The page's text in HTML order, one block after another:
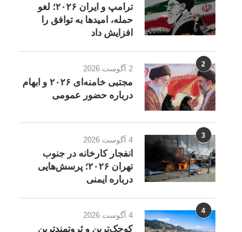
ترامپ و ایران ۲۰۲۶؛ لغو
حمله، امیدها به توافق را
افزایش داد
2 2 آگوست 2026
مجتبی خامنه‌ای ۲۰۲۶ و ابهام
درباره حضور عمومی
3 4 آگوست 2026
انفجار کارخانه در جنوب
تهران ۲۰۲۶؛ پرسش‌هایی
درباره ایمنی
4 4 آگوست 2026
کوچک‌ترین و ثروتمندترین